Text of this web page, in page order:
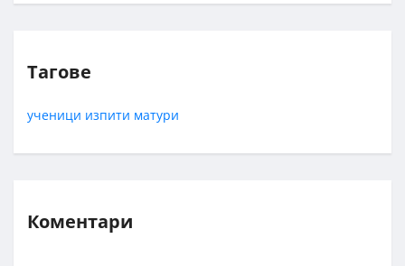
Тагове
ученици изпити матури
Коментари